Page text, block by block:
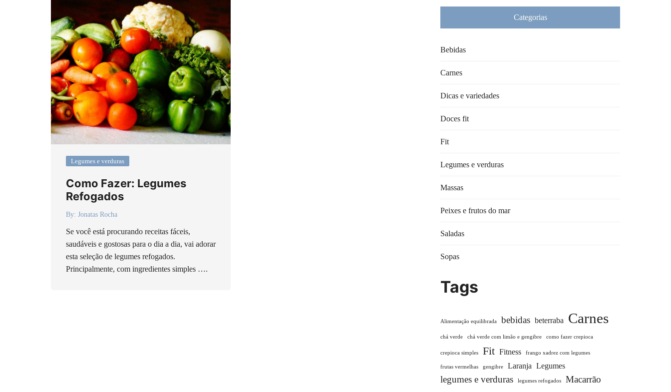
Legumes e verduras
Como Fazer: Legumes
Refogados
By: Jonatas Rocha
Se você está procurando receitas fáceis,
saudáveis e gostosas para o dia a dia, vai adorar
esta seleção de legumes refogados.
Principalmente, com ingredientes simples ….
Categorias
Bebidas
Carnes
Dicas e variedades
Doces fit
Fit
Legumes e verduras
Massas
Peixes e frutos do mar
Saladas
Sopas
Tags
Alimentação equilibrada bebidas beterraba Carnes
chá verde chá verde com limão e gengibre como fazer crepioca
crepioca simples Fit Fitness frango xadrez com legumes
frutas vermelhas gengibre Laranja Legumes
legumes e verduras legumes refogados Macarrão